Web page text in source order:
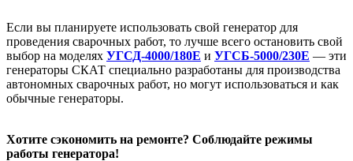
Если вы планируете использовать свой генератор для
проведения сварочных работ, то лучше всего остановить свой
выбор на моделях УГСД-4000/180Е и УГСБ-5000/230Е — эти
генераторы СКАТ специально разработаны для производства
автономных сварочных работ, но могут использоваться и как
обычные генераторы.
Хотите сэкономить на ремонте? Соблюдайте режимы
работы генератора!